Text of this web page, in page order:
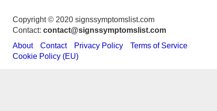
Copyright © 2020 signssymptomslist.com
Contact: contact@signssymptomslist.com
About
Contact Privacy Policy
Terms of Service
Cookie Policy (EU)